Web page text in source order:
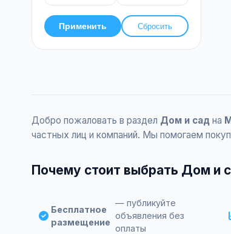
Применить Сбросить
Добро пожаловать в раздел Дом и сад на
частных лиц и компаний. Мы помогаем
Почему стоит выбрать Дом и
Бесплатное
размещение
— публикуйте
объявления без
оплаты